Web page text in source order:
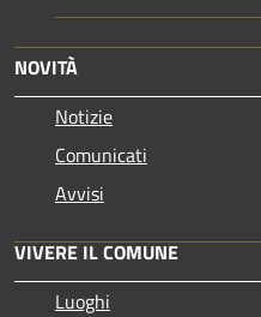
NOVITÀ
Notizie
Comunicati
Avvisi
VIVERE IL COMUNE
Luoghi